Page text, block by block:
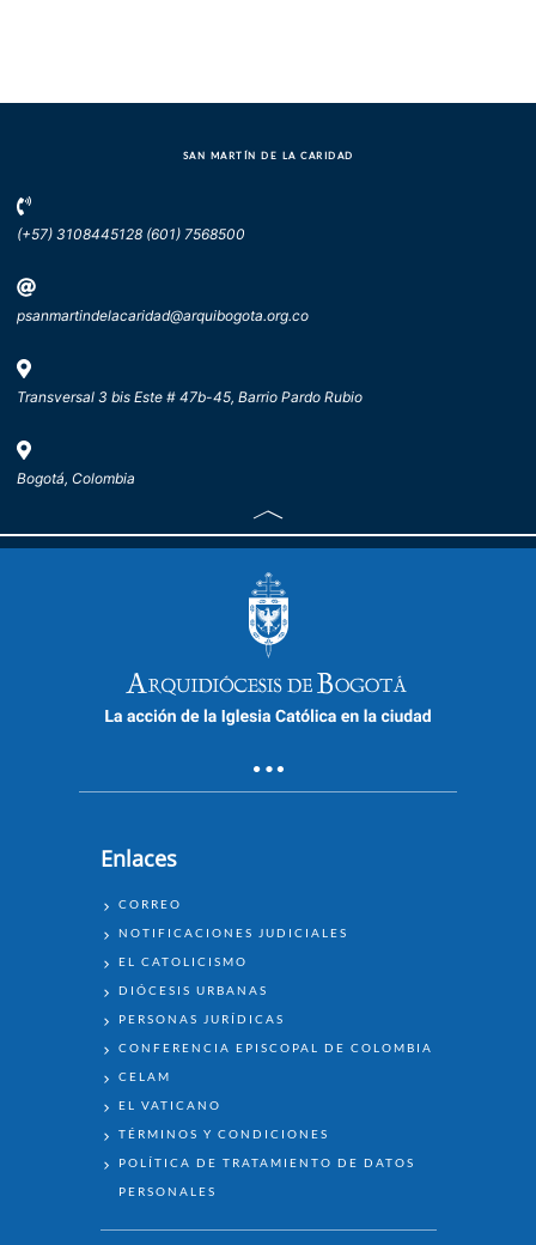
SAN MARTÍN DE LA CARIDAD
(+57) 3108445128 (601) 7568500
psanmartindelacaridad@arquibogota.org.co
Transversal 3 bis Este # 47b-45, Barrio Pardo Rubio
Bogotá, Colombia
Enlaces
ENLACES
CORREO
NOTIFICACIONES JUDICIALES
EL CATOLICISMO
DIÓCESIS URBANAS
PERSONAS JURÍDICAS
CONFERENCIA EPISCOPAL DE COLOMBIA
CELAM
EL VATICANO
TÉRMINOS Y CONDICIONES
POLÍTICA DE TRATAMIENTO DE DATOS
PERSONALES